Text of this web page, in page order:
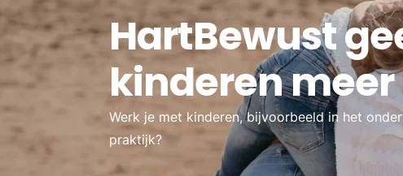
HartBewust
kinderen
Werk je met kinderen, bijvoorbeeld in het
praktijk?